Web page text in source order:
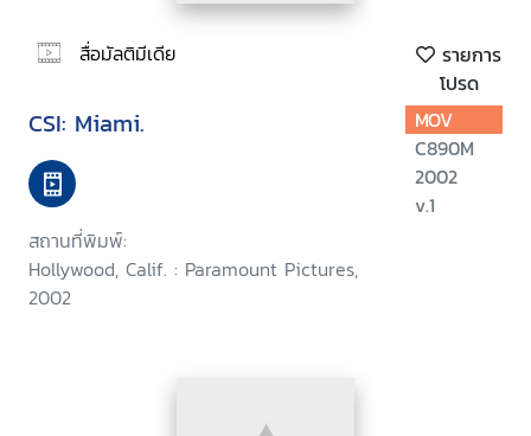
สื่อมัลติมีเดีย
รายการ
โปรด
CSI: Miami.
สถานที่พิมพ์:
Hollywood, Calif. : Paramount Pictures,
2002
MOV
C890M
2002
v.1